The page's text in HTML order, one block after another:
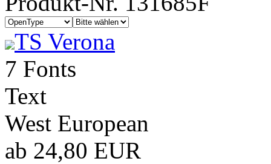
TS Verona
7 Fonts
Text
West European
ab 24,80 EUR